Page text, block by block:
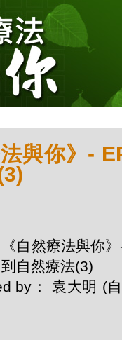
法與你》-
自然療法與你
自然療法(3)
by： 袁大明 (